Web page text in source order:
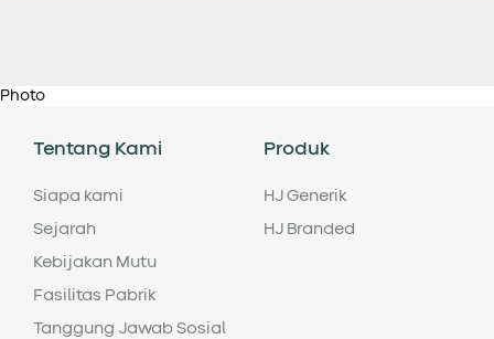
Photo
Tentang Kami
Siapa kami
Sejarah
Kebijakan Mutu
Fasilitas Pabrik
Tanggung Jawab Sosial
Produk
HJ Generik
HJ Branded